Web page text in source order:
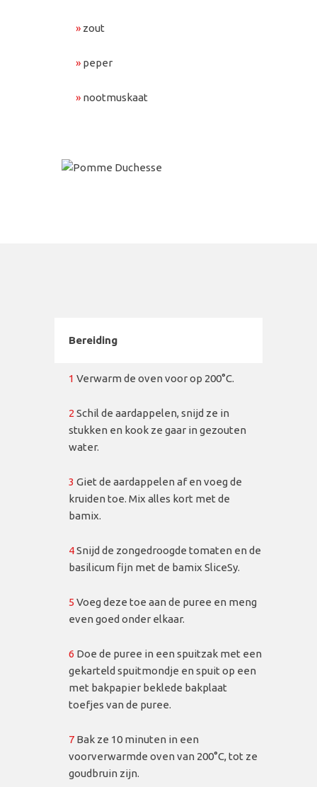
» zout
» peper
» nootmuskaat
Bereiding
1Verwarm de oven voor op 200°C.
2Schil de aardappelen, snijd ze in
stukken en kook ze gaar in gezouten
water.
3Giet de aardappelen af en voeg de
kruiden toe. Mix alles kort met de
bamix.
4Snijd de zongedroogde tomaten en de
basilicum fijn met de bamix SliceSy.
5Voeg deze toe aan de puree en meng
even goed onder elkaar.
6 Doe de puree in een spuitzak met een
gekarteld spuitmondje en spuit op een
met bakpapier beklede bakplaat
toefjes van de puree.
7 Bak ze 10 minuten in een
voorverwarmde oven van 200°C, tot ze
goudbruin zijn.